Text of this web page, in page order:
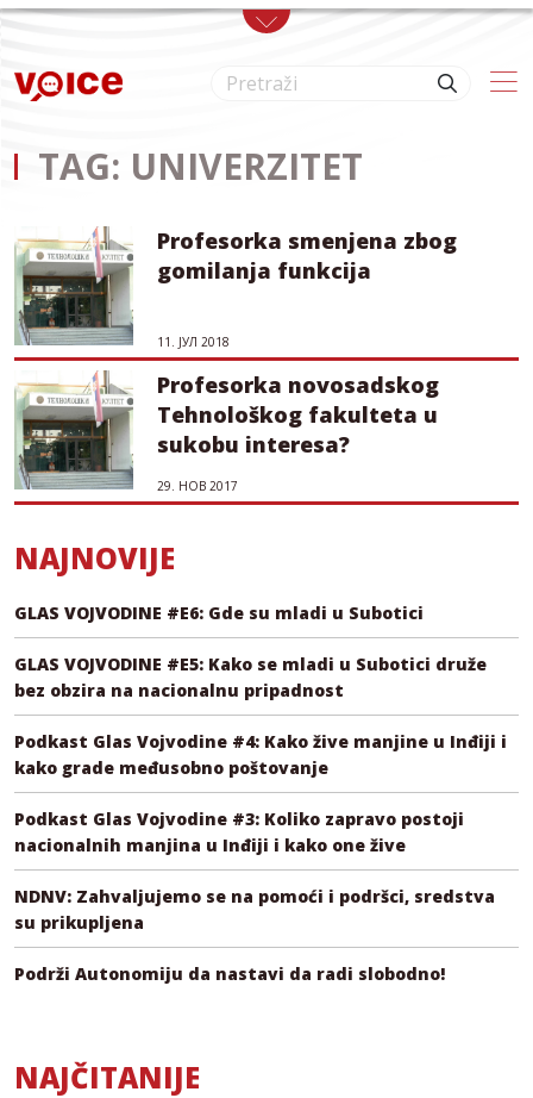
Skip to main content
TAG: UNIVERZITET
Profesorka smenjena zbog
gomilanja funkcija
11. ЈУЛ 2018
Profesorka novosadskog
Tehnološkog fakulteta u
sukobu interesa?
29. НОВ 2017
NAJNOVIJE
GLAS VOJVODINE #E6: Gde su mladi u Subotici
GLAS VOJVODINE #E5: Kako se mladi u Subotici druže
bez obzira na nacionalnu pripadnost
Podkast Glas Vojvodine #4: Kako žive manjine u Inđiji i
kako grade međusobno poštovanje
Podkast Glas Vojvodine #3: Koliko zapravo postoji
nacionalnih manjina u Inđiji i kako one žive
NDNV: Zahvaljujemo se na pomoći i podršci, sredstva
su prikupljena
Podrži Autonomiju da nastavi da radi slobodno!
NAJČITANIJE